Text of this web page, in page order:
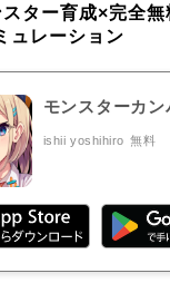
スター育成×完全
ュレーション
モンスターカ
ishii yoshihiro 無料